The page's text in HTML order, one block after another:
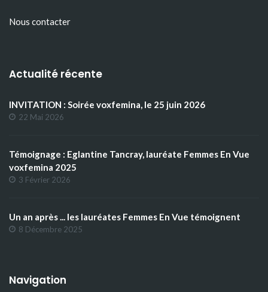
Nous contacter
Actualité récente
INVITATION : Soirée voxfemina, le 25 juin 2026
22 Mai 2026
Témoignage : Eglantine Tancray, lauréate Femmes En Vue
voxfemina 2025
3 Février 2026
Un an après ... les lauréates Femmes En Vue témoignent
8 Décembre 2025
Navigation